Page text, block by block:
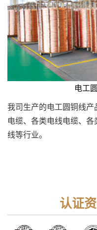
电工
我司生产的电工圆铜线
电缆、各类电线电缆、
线等行业。
认证